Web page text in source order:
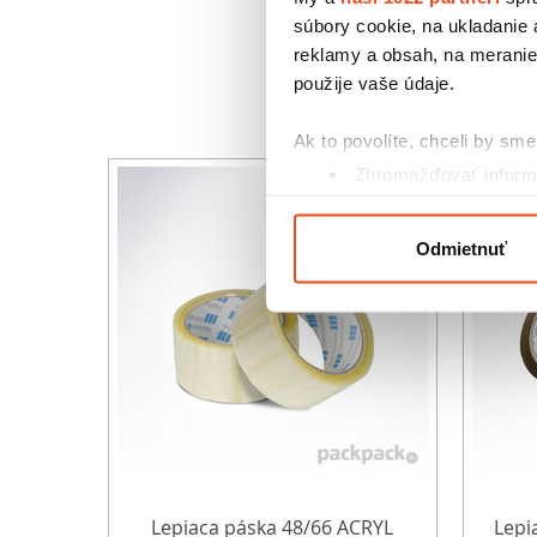
súbory cookie, na
reklamy a obsah, na
použije vaše údaje.
Ak to povolíte, chceli by
Zhromažďovať
kedykoľvek zmeniť alebo
Na prispôsobenie obsahu a
cookie. Informácie o tom,
médií, inzercie a analýzy.
alebo ktoré od vás získali,
Odmietnuť
Lepiaca páska 48/66 ACRYL